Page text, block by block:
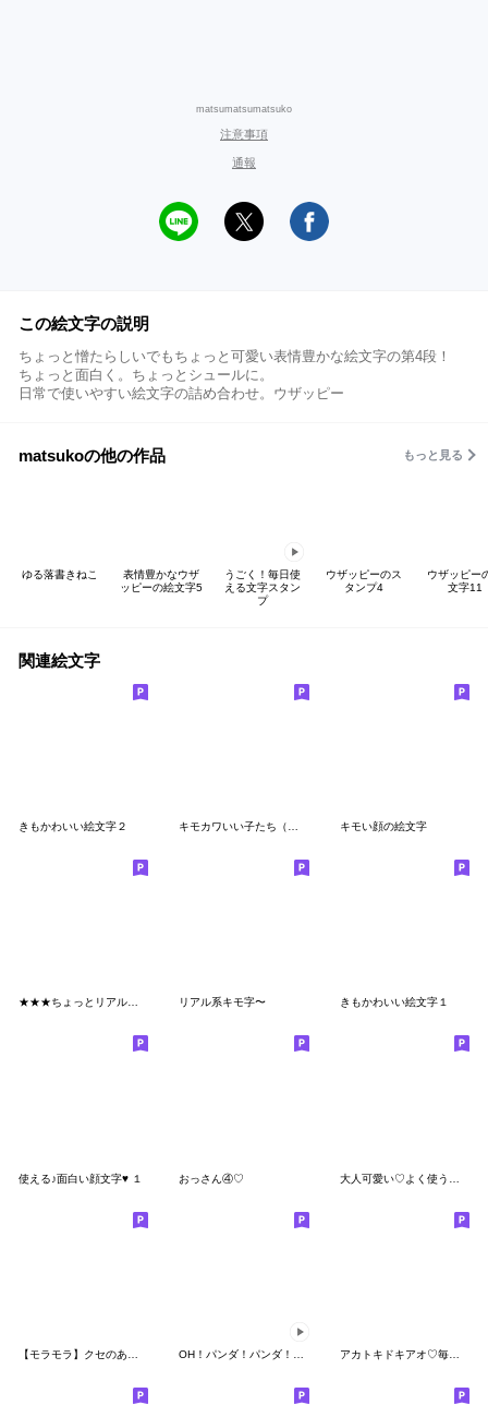
matsumatsumatsuko
注意事項
通報
この絵文字の説明
ちょっと憎たらしいでもちょっと可愛い表情豊かな絵文字の第4段！
ちょっと面白く。ちょっとシュールに。
日常で使いやすい絵文字の詰め合わせ。ウザッピー
matsukoの他の作品 もっと見る
ゆる落書きねこ
表情豊かなウザ
ッピーの絵文字5
うごく！毎日使
える文字スタン
プ
ウザッピーのス
タンプ4
ウザッピー
文字11
関連絵文字
きもかわいい絵文字２ キモい顔の絵文字
★★★ちょっとリアルな面白い顔文字 リアル系キモ字〜 きもかわいい絵文字１
使える♪面白い顔文字♥ １ おっさん④♡
アカトキドキアオ♡毎日使える